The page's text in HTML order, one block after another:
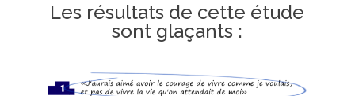
Les résultats de cette étude
sont glaçants :